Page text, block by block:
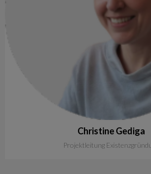
ChristineGediga
Projektleitung